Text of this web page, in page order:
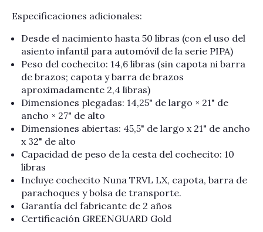
Especificaciones adicionales:
Desde el nacimiento hasta 50 libras (con el uso del
asiento infantil para automóvil de la serie PIPA)
Peso del cochecito: 14,6 libras (sin capota ni barra
de brazos; capota y barra de brazos
aproximadamente 2,4 libras)
Dimensiones plegadas: 14,25" de largo × 21" de
ancho × 27" de alto
Dimensiones abiertas: 45,5" de largo x 21" de ancho
x 32" de alto
Capacidad de peso de la cesta del cochecito: 10
libras
Incluye cochecito Nuna TRVL LX, capota, barra de
parachoques y bolsa de transporte.
Garantía del fabricante de 2 años
Certificación GREENGUARD Gold